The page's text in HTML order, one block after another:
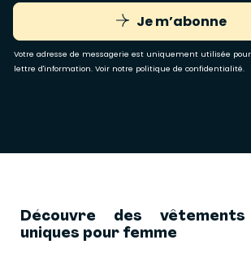
Je m’abonne
Votre adresse de messagerie est uniquement utilisée
lettre d'information. Voir notre politique de confidentialité.
Découvre des vêtements
uniques pour femme